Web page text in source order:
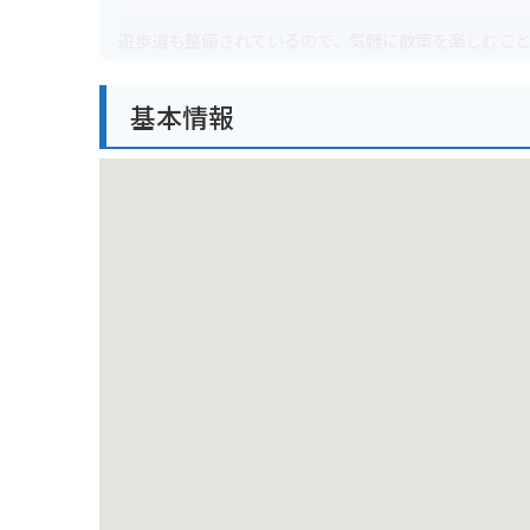
遊歩道も整備されているので、気軽に散策を楽しむこ
基本情報